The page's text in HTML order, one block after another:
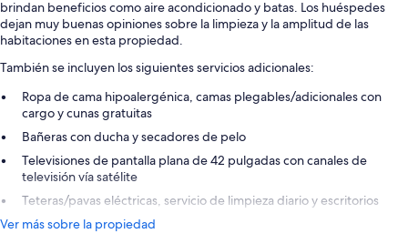
brindan beneficios como aire acondicionado y batas. Los huéspedes
dejan muy buenas opiniones sobre la limpieza y la amplitud de las
habitaciones en esta propiedad.
También se incluyen los siguientes servicios adicionales:
Ropa de cama hipoalergénica, camas plegables/adicionales con
cargo y cunas gratuitas
Bañeras con ducha y secadores de pelo
Televisiones de pantalla plana de 42 pulgadas con canales de
televisión vía satélite
Teteras/pavas eléctricas, servicio de limpieza diario y escritorios
Ver más sobre la propiedad